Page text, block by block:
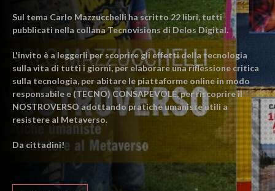
Sul tema Carlo Mazzucchelli ha scritto 22 libri, tutti
pubblicati nella collana Tecnovisions di Delos Digital.
L'invito è a leggerli per scoprire gli effetti della tecnologia
sulla vita di tutti i giorni, per elaborare una riflessione critica
sulla tecnologia, per abitare le piattaforme online in modo
responsabile e (TECNO) CONSAPEVOLE, per riscoprire il
NOSTROVERSO adottando pratiche umaniste utili a
resistere al Metaverso.
Da cittadini!